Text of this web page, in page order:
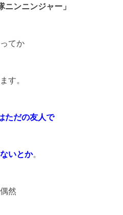
ニンニンジャー」
てか
す。
ただの友人で
いとか。
然